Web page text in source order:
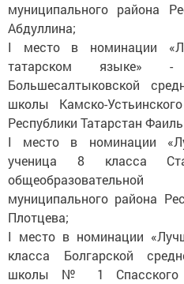
муниципального района
Абдуллина;
I место в номинации
татарском языке»
Большесалтыковской
школы Камско-
Республики Татарстан
I место в номинации
ученица 8 класса
муниципального района
Плотцева;
I место в номинации
класса Болгарской
школы № 1 Спасского